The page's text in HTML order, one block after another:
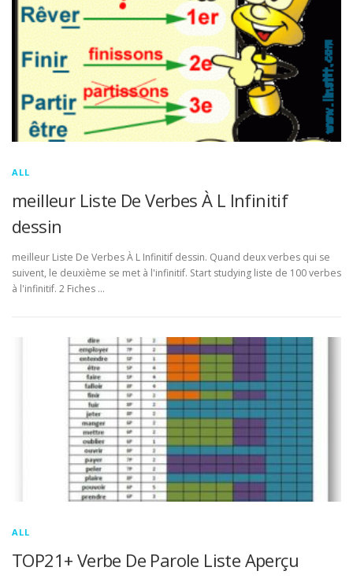
ALL
meilleur Liste De Verbes À L Infinitif
dessin
meilleur Liste De Verbes À L Infinitif dessin. Quand deux verbes qui se
suivent, le deuxième se met à l'infinitif. Start studying liste de 100 verbes
à l'infinitif. 2 Fiches …
ALL
TOP21+ Verbe De Parole Liste Aperçu